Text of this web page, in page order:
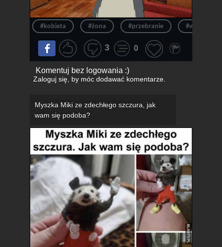
#kobieta #żona #przebranie #wredna
3 0
Komentuj bez logowania :)
Zaloguj się, by móc dodawać komentarze.
Myszka Miki ze zdechłego szczura, jak
wam się podoba?